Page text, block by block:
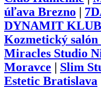
úľava Brezno
DYNAMIT KLUB
Kozmetický
Miracles Studio
Moravce
Slim
Estetic Bratislava